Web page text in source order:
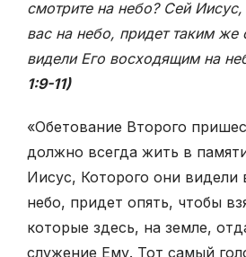
смотрите на небо? Сей
вас на небо, придет таким
видели Его восходящим на
1:9-11)
«Обетование Второго
должно всегда жить в
Иисус, Которого они видели
небо, придет опять, чтобы
которые здесь, на земле,
служение Ему. Тот самый